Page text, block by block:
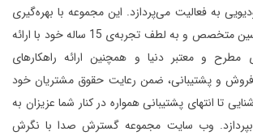
به فعالیت می‌پردازد. این مجموعه با بهره‌گیری
از افراد مجرب و مهندسین متخصص و به لطف تجربه‌ی 15 ساله خود با ارائه
و معتبر دنیا و همچنین ارائه راهکارهای
و پشتیبانی، ضمن رعایت حقوق مشتریان خود
تا انتهای پشتیبانی همواره در کنار شما عزیزان به
وب سایت مجموعه گسترش صدا با نگرش